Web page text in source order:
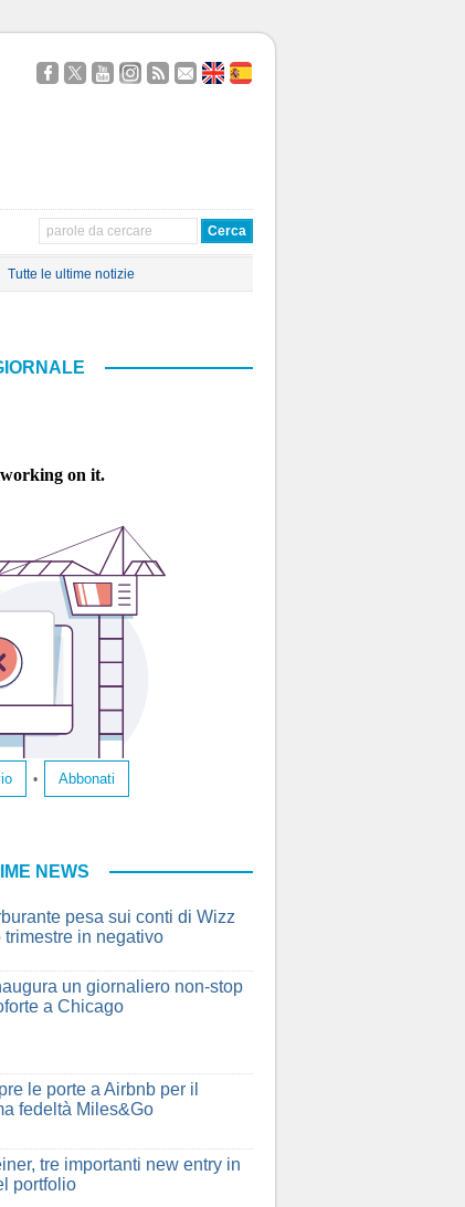
SeguiciSeguiGuardaciSeguiciSeguiContattaci
About
Tutte le ultime notizie
• Abbonati
NEWS
pesa sui conti di Wizz
trimestre in negativo
un giornaliero non-stop
a Chicago
le porte a Airbnb per il
fedeltà Miles&Go
tre importanti new entry in
portfolio